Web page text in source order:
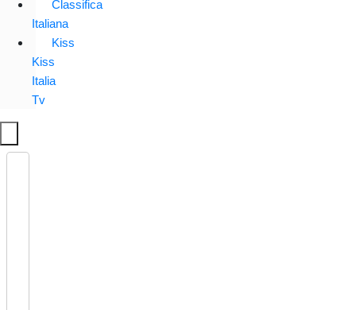
Classifica
Italiana
Kiss
Kiss
Italia
Tv